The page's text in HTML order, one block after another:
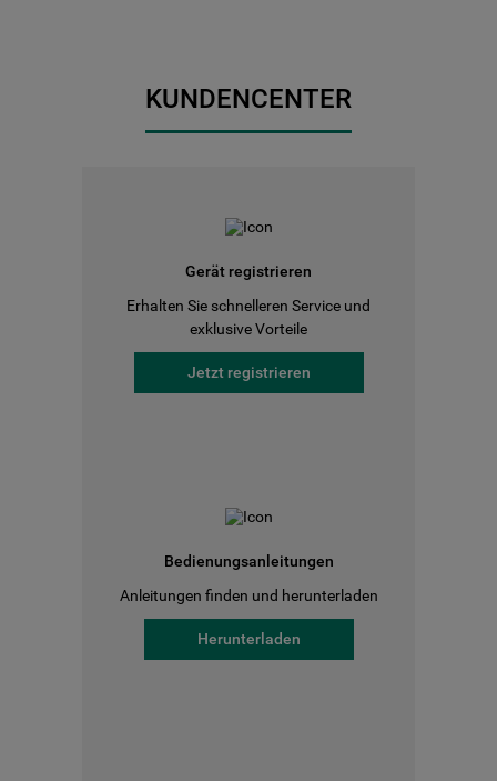
KUNDENCENTER
Gerät registrieren
Erhalten Sie schnelleren Service und
exklusive Vorteile
Jetzt registrieren
Bedienungsanleitungen
Anleitungen finden und herunterladen
Herunterladen